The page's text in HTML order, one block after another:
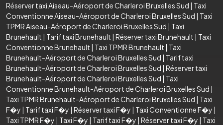
Réserver taxi Aiseau-Aéroport de Charleroi Bruxelles Sud | Taxi
Conventionne Aiseau-Aéroport de Charleroi Bruxelles Sud | Taxi
TPMR Aiseau-Aéroport de Charleroi Bruxelles Sud | Taxi
Brunehault | Tarif taxi Brunehault | Réserver taxi Brunehault | Taxi
Conventionne Brunehault | Taxi TPMR Brunehault | Taxi
Brunehault-Aéroport de Charleroi Bruxelles Sud | Tarif taxi
Brunehault-Aéroport de Charleroi Bruxelles Sud | Réserver taxi
Brunehault-Aéroport de Charleroi Bruxelles Sud | Taxi
Conventionne Brunehault-Aéroport de Charleroi Bruxelles Sud |
Taxi TPMR Brunehault-Aéroport de Charleroi Bruxelles Sud | Taxi
F�y | Tarif taxi F�y | Réserver taxi F�y | Taxi Conventionne F�y |
Taxi TPMR F�y | Taxi F�y | Tarif taxi F�y | Réserver taxi F�y | Taxi